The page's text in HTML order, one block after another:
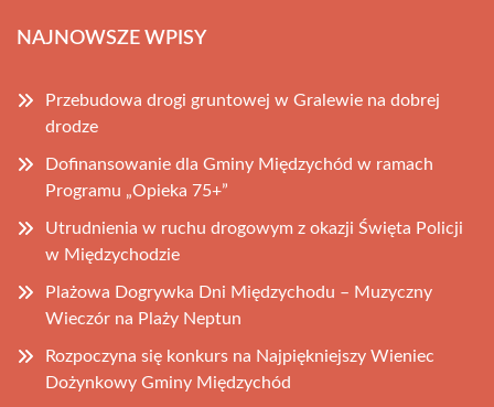
NAJNOWSZE WPISY
Przebudowa drogi gruntowej w Gralewie na dobrej
drodze
Dofinansowanie dla Gminy Międzychód w ramach
Programu „Opieka 75+”
Utrudnienia w ruchu drogowym z okazji Święta Policji
w Międzychodzie
Plażowa Dogrywka Dni Międzychodu – Muzyczny
Wieczór na Plaży Neptun
Rozpoczyna się konkurs na Najpiękniejszy Wieniec
Dożynkowy Gminy Międzychód